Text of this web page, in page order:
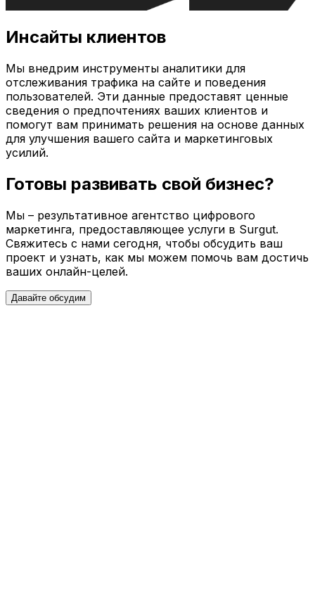
Инсайты клиентов
Мы внедрим инструменты аналитики для
отслеживания трафика на сайте и поведения
пользователей. Эти данные предоставят ценные
сведения о предпочтениях ваших клиентов и
помогут вам принимать решения на основе данных
для улучшения вашего сайта и маркетинговых
усилий.
Готовы развивать свой бизнес?
Мы – результативное агентство цифрового
маркетинга, предоставляющее услуги в Surgut.
Свяжитесь с нами сегодня, чтобы обсудить ваш
проект и узнать, как мы можем помочь вам достичь
ваших онлайн-целей.
Давайте обсудим